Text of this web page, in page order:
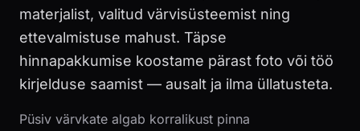
materjalist, valitud värvisüsteemist ning
ettevalmistuse mahust. Täpse
hinnapakkumise koostame pärast foto või töö
kirjelduse saamist — ausalt ja ilma üllatusteta.
Püsiv värvkate algab korralikust pinna